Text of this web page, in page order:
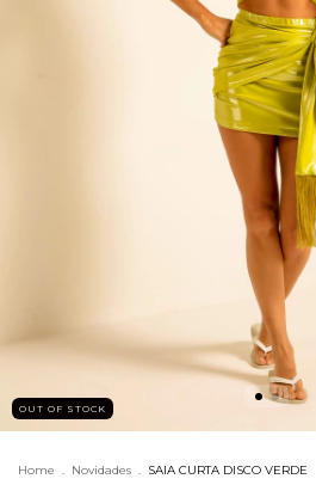
OUT OF STOCK
Home . Novidades . SAIA CURTA DISCO VERDE